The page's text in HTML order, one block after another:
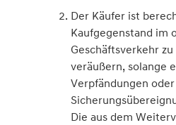
Der Käufer ist
Kaufgegenstand im
Geschäftsverkehr
veräußern, solange
Verpfändungen oder
Die aus dem